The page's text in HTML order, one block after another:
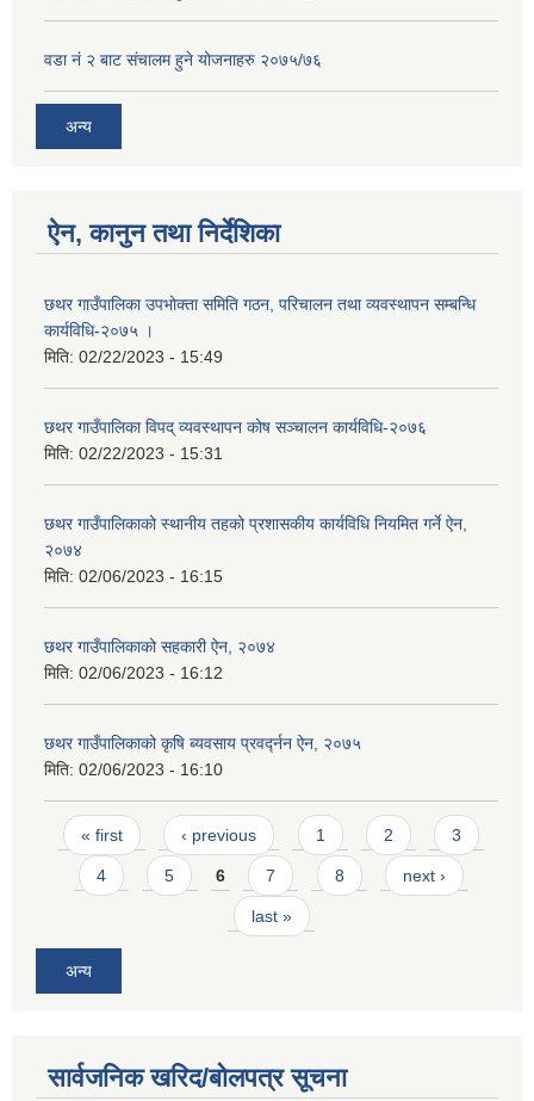
वडा नं २ बाट संचालम हुने योजनाहरु २०७५/७६
अन्य
ऐन, कानुन तथा निर्देशिका
छथर गाउँपालिका उपभोक्ता समिति गठन, परिचालन तथा व्यवस्थापन सम्बन्धि
कार्यविधि-२०७५ ।
मिति: 02/22/2023 - 15:49
छथर गाउँपालिका विपद् व्यवस्थापन कोष सञ्चालन कार्यविधि-२०७६
मिति: 02/22/2023 - 15:31
छथर गाउँपालिकाको स्थानीय तहको प्रशासकीय कार्यविधि नियमित गर्ने ऐन,
२०७४
मिति: 02/06/2023 - 16:15
छथर गाउँपालिकाको सहकारी ऐन, २०७४
मिति: 02/06/2023 - 16:12
छथर गाउँपालिकाको कृषि ब्यवसाय प्रवर्द्नन ऐन, २०७५
मिति: 02/06/2023 - 16:10
Pages
« first ‹ previous 1 2 3
4 5 6 7 8 next ›
last »
अन्य
सार्वजनिक खरिद/बोलपत्र सूचना